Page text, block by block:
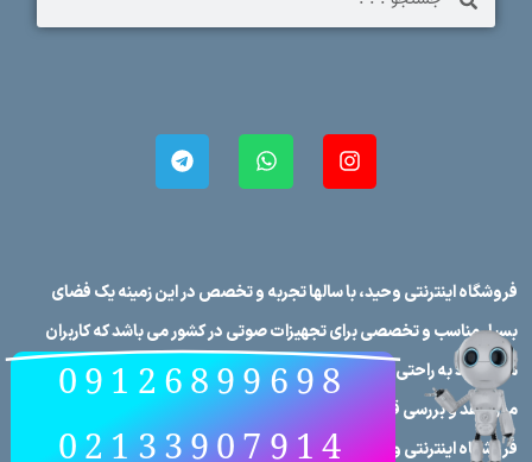
فروشگاه اینترنتی وحید، با سالها تجربه و تخصص در این زمینه یک فضای
بسیار مناسب و تخصصی برای تجهیزات صوتی در کشور می باشد که کاربران
می توانند به راحتی برندهای صوتی در کشور را در فروشگاه اینترنتی وحید
مورد نقد و بررسی قرار دهند، علاوه بر این که تمامی محصولات در
فروشگاه اینترنتی وحید دارای مشخصات فنی کامل می‌باشند
09126899698
02133907914